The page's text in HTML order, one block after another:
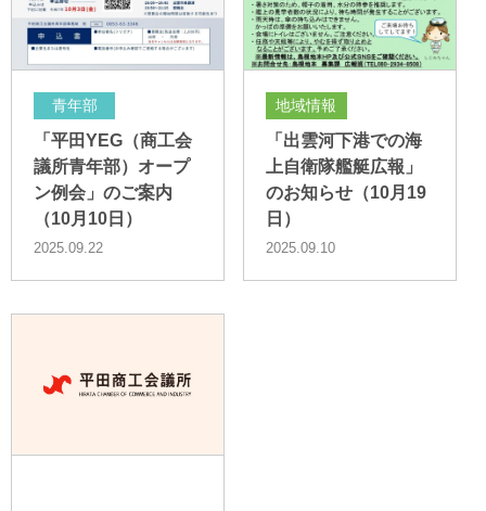
青年部
「平田YEG（商工会
議所青年部）オープ
ン例会」のご案内
（10月10日）
2025.09.22
地域情報
「出雲河下港での海
上自衛隊艦艇広報」
のお知らせ（10月19
日）
2025.09.10